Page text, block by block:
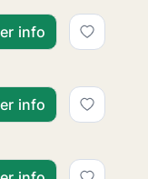
info
info